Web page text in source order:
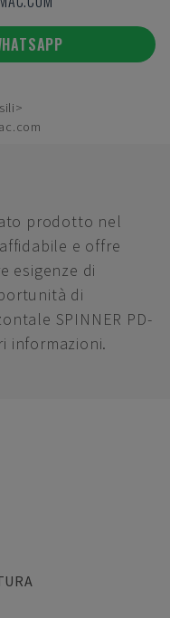
prodotto nel
e offre
esigenze di
di
SPINNER PD-
informazioni.